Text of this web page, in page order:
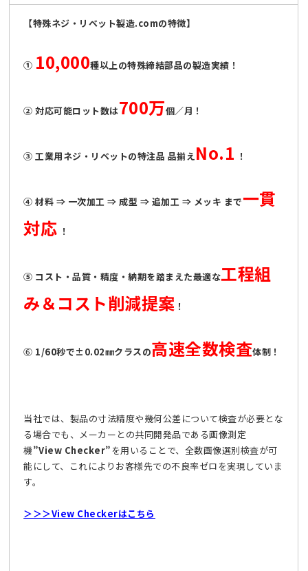
【特殊ネジ・リベット製造.comの特徴】
① 10,000種以上の特殊締結部品の製造実績！
② 対応可能ロット数は700万個／月！
③ 工業用ネジ・リベットの特注品 品揃えNo.1 ！
④ 材料 ⇒ 一次加工 ⇒ 成型 ⇒ 追加工 ⇒ メッキ まで一貫
対応 ！
⑤ コスト・品質・精度・納期を踏まえた最適な工程組
み＆コスト削減提案 ！
⑥ 1/60秒で±0.02㎜クラスの高速全数検査体制！
当社では、製品の寸法精度や幾何公差について検査が必要とな
る場合でも、メーカーとの共同開発品である画像測定
機”View Checker” を用いることで、全数画像選別検査が可
能にして、これによりお客様先での不良率ゼロを実現していま
す。
＞＞＞View Checkerはこちら